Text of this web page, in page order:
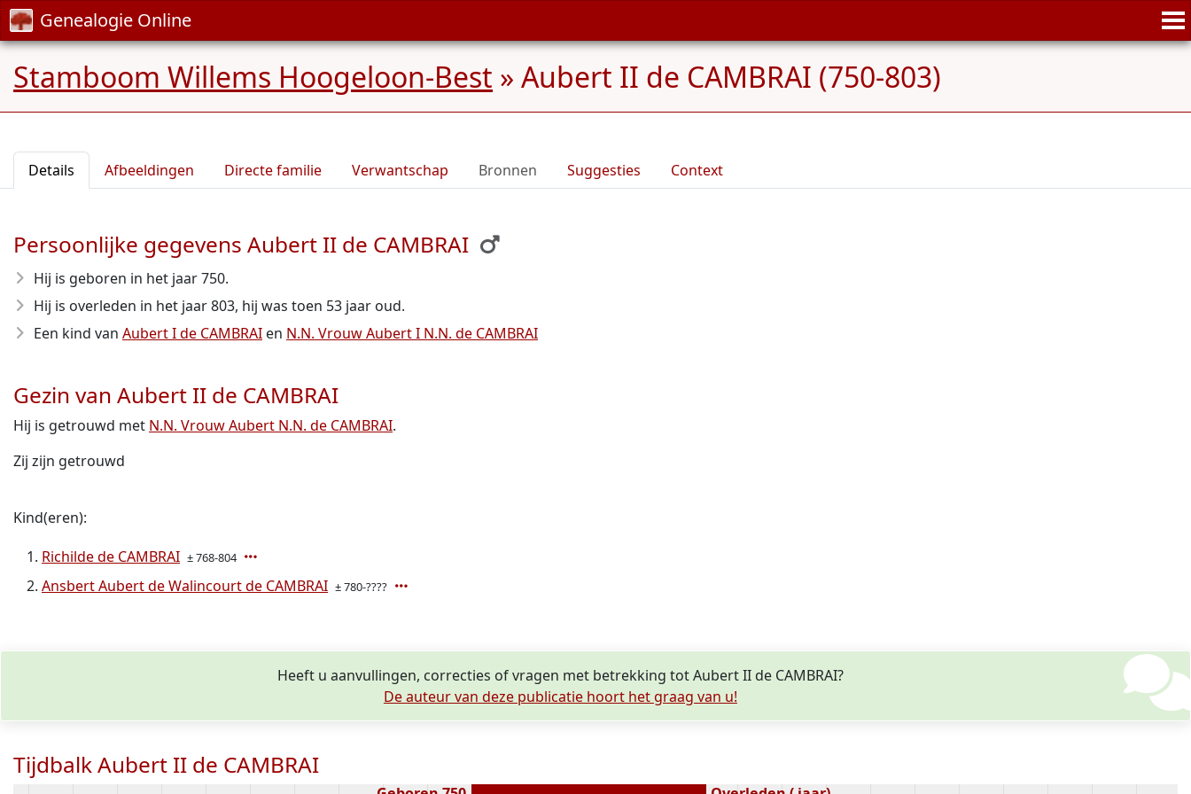
Genealogie Online
Stamboom Willems Hoogeloon-Best » Aubert II de CAMBRAI (750-803)
Details Afbeeldingen Directe familie Verwantschap Bronnen Suggesties Context
Persoonlijke gegevens Aubert II de CAMBRAI
Hij is geboren in het jaar 750.
Hij is overleden in het jaar 803, hij was toen 53 jaar oud.
Een kind van Aubert I de CAMBRAI en N.N. Vrouw Aubert I N.N. de CAMBRAI
Gezin van Aubert II de CAMBRAI
Hij is getrouwd met N.N. Vrouw Aubert N.N. de CAMBRAI.
Zij zijn getrouwd
Kind(eren):
Richilde de CAMBRAI ± 768-804
Ansbert Aubert de Walincourt de CAMBRAI ± 780-????
Heeft u aanvullingen, correcties of vragen met betrekking tot Aubert II de CAMBRAI?
De auteur van deze publicatie hoort het graag van u!
Tijdbalk Aubert II de CAMBRAI